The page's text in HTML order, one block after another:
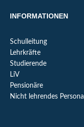
INFORMATIONEN
Schulleitung
Lehrkräfte
Studierende
LiV
Pensionäre
Nicht lehrendes Personal